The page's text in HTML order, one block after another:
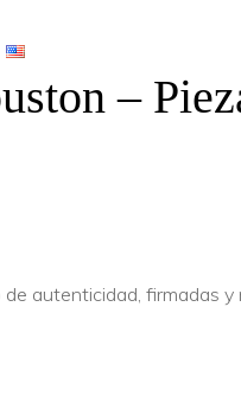
–
autenticidad, firmadas